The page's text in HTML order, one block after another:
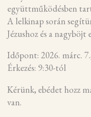
együttműködésben
A lelkinap során
Jézushoz és a nagyböjt
Időpont: 2026. márc.
Érkezés: 9:30-tól
Kérünk, ebédet hozz
van.